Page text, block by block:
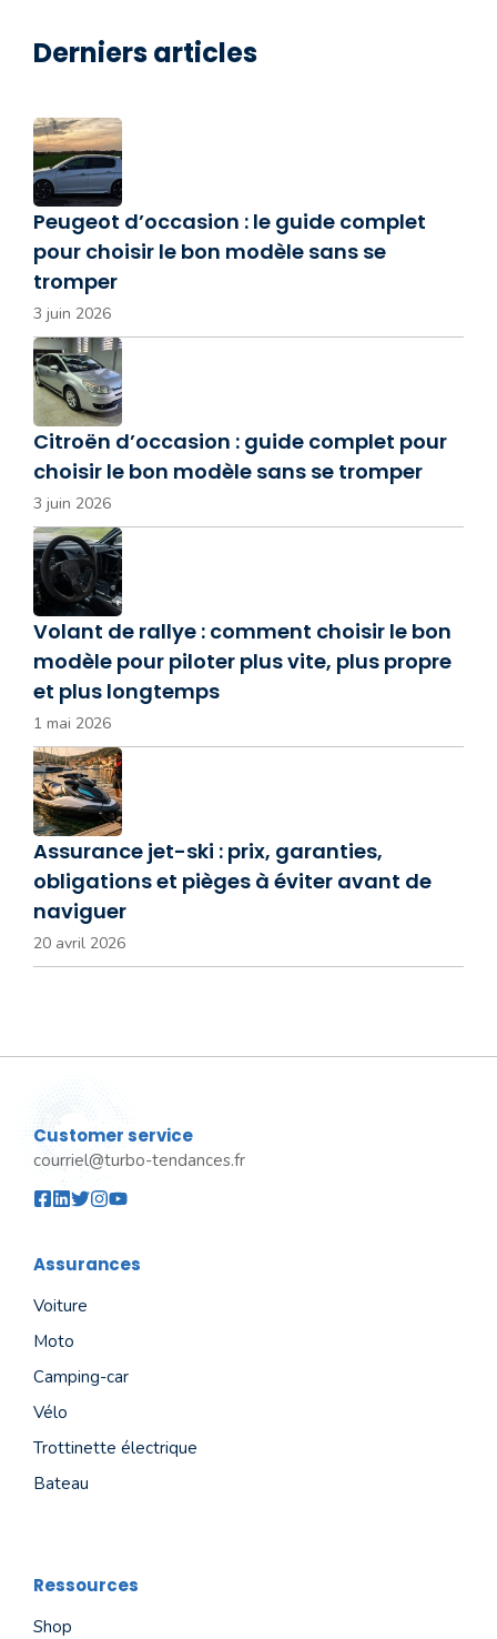
Derniers articles
Peugeot d’occasion : le guide complet
pour choisir le bon modèle sans se
tromper
3 juin 2026
Citroën d’occasion : guide complet pour
choisir le bon modèle sans se tromper
3 juin 2026
Volant de rallye : comment choisir le bon
modèle pour piloter plus vite, plus propre
et plus longtemps
1 mai 2026
Assurance jet-ski : prix, garanties,
obligations et pièges à éviter avant de
naviguer
20 avril 2026
Customer service
courriel@turbo-tendances.fr
Assurances
Voiture
Moto
Camping-car
Vélo
Trottinette électrique
Bateau
Ressources
Shop